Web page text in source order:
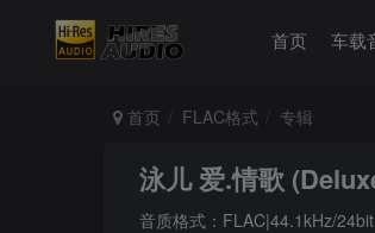
首页 车载
首页 FLAC格式 专辑
泳儿 爱.情歌
音质格式：FLAC|44.1kHz/24bit